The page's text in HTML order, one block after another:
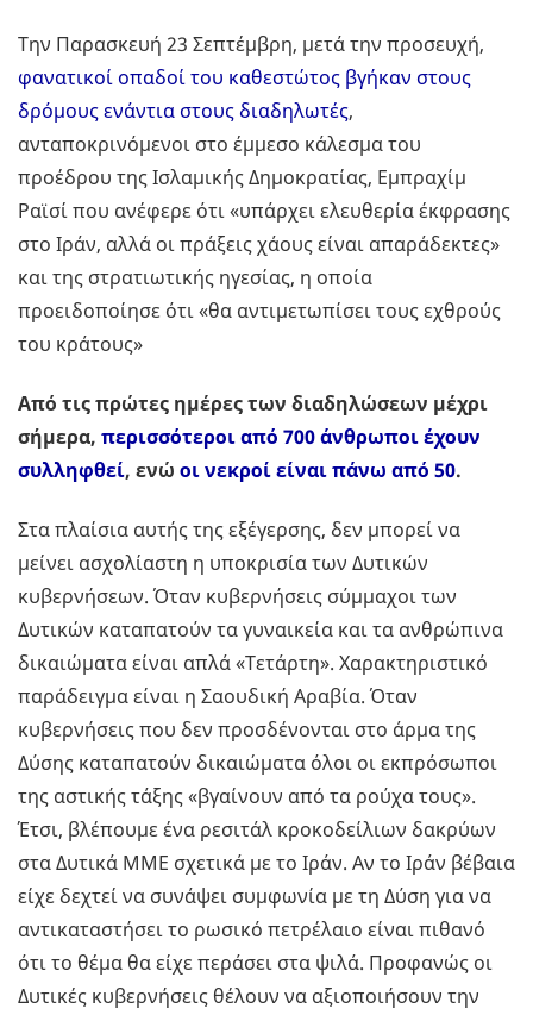
Την Παρασκευή 23 Σεπτέμβρη, μετά την προσευχή,
φανατικοί οπαδοί του καθεστώτος βγήκαν στους
δρόμους ενάντια στους διαδηλωτές,
ανταποκρινόμενοι στο έμμεσο κάλεσμα του
προέδρου της Ισλαμικής Δημοκρατίας, Εμπραχίμ
Ραϊσί που ανέφερε ότι «υπάρχει ελευθερία έκφρασης
στο Ιράν, αλλά οι πράξεις χάους είναι απαράδεκτες»
και της στρατιωτικής ηγεσίας, η οποία
προειδοποίησε ότι «θα αντιμετωπίσει τους εχθρούς
του κράτους»
Από τις πρώτες ημέρες των διαδηλώσεων μέχρι
σήμερα, περισσότεροι από 700 άνθρωποι έχουν
συλληφθεί, ενώ οι νεκροί είναι πάνω από 50.
Στα πλαίσια αυτής της εξέγερσης, δεν μπορεί να
μείνει ασχολίαστη η υποκρισία των Δυτικών
κυβερνήσεων. Όταν κυβερνήσεις σύμμαχοι των
Δυτικών καταπατούν τα γυναικεία και τα ανθρώπινα
δικαιώματα είναι απλά «Τετάρτη». Χαρακτηριστικό
παράδειγμα είναι η Σαουδική Αραβία. Όταν
κυβερνήσεις που δεν προσδένονται στο άρμα της
Δύσης καταπατούν δικαιώματα όλοι οι εκπρόσωποι
της αστικής τάξης «βγαίνουν από τα ρούχα τους».
Έτσι, βλέπουμε ένα ρεσιτάλ κροκοδείλιων δακρύων
στα Δυτικά ΜΜΕ σχετικά με το Ιράν. Αν το Ιράν βέβαια
είχε δεχτεί να συνάψει συμφωνία με τη Δύση για να
αντικαταστήσει το ρωσικό πετρέλαιο είναι πιθανό
ότι το θέμα θα είχε περάσει στα ψιλά. Προφανώς οι
Δυτικές κυβερνήσεις θέλουν να αξιοποιήσουν την